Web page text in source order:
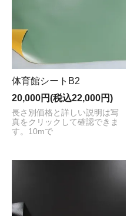
体育館シートB2
20,000円(税込22,000円)
長さ別価格と詳しい説明は写
真をクリックして確認できま
す。10mで